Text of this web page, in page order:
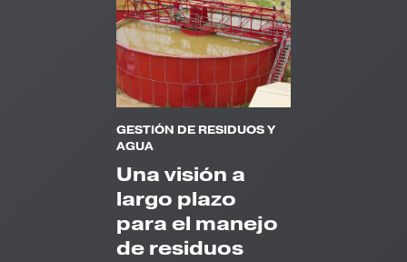
GESTIÓN DE RESIDUOS Y
AGUA
Una visión a
largo plazo
para el manejo
de residuos